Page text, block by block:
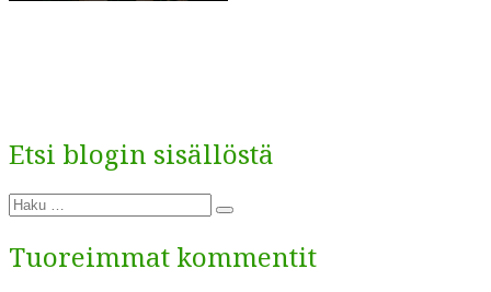
Etsi blogin sisällöstä
Etsi:
Haku
Tuoreimmat kommentit